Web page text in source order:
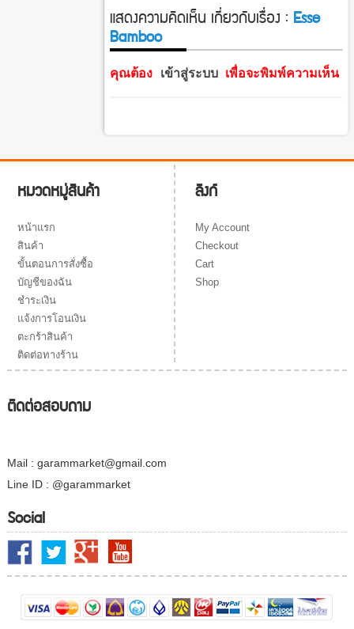
แสดงความคิดเห็น เกี่ยวกับเรื่อง : Esse
Bamboo
คุณต้อง เข้าสู่ระบบ เพื่อจะพิมพ์ความเห็น
หมวดหมู่สินค้า
หน้าแรก
สินค้า
ขั้นตอนการสั่งซื้อ
บัญชีของฉัน
ชำระเงิน
แจ้งการโอนเงิน
ตะกร้าสินค้า
ติดต่อทางร้าน
ลิงก์
My Account
Checkout
Cart
Shop
ติดต่อสอบถาม
Mail : garammarket@gmail.com
Line ID : @garammarket
Social